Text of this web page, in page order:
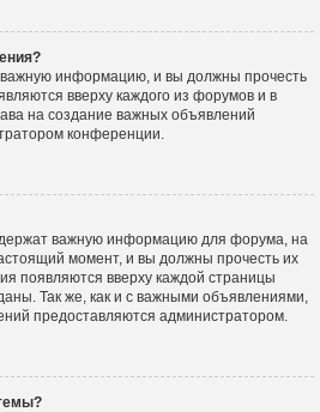
информацию, и вы должны прочесть
вверху каждого из форумов и в
на создание важных объявлений
конференции.
важную информацию для форума, на
момент, и вы должны прочесть их
появляются вверху каждой страницы
Так же, как и с важными объявлениями,
предоставляются администратором.